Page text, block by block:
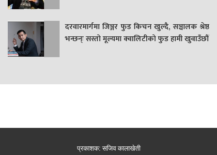
दरवारमार्गमा जिञ्जर फुड किचन खुल्दै, सञ्चालक श्रेष्ठ
भन्छन्ः सस्तो मूल्यमा क्वालिटीको फुड हामी खुवाउँछौं
प्रकाशक: सजिव कालाखेती